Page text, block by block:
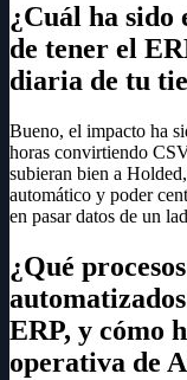
¿Cuál ha sido
de tener el
diaria de tu
Bueno, el impacto ha
horas convirtiendo
subieran bien a
automático y poder
en pasar datos de un
¿Qué
ERP, y cómo
operativa de